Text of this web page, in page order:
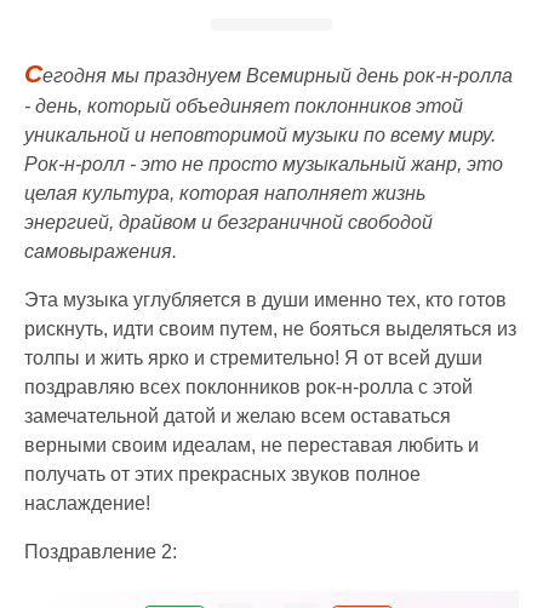
Сегодня мы празднуем Всемирный день рок-н-ролла
- день, который объединяет поклонников этой
уникальной и неповторимой музыки по всему миру.
Рок-н-ролл - это не просто музыкальный жанр, это
целая культура, которая наполняет жизнь
энергией, драйвом и безграничной свободой
самовыражения.
Эта музыка углубляется в души именно тех, кто готов
рискнуть, идти своим путем, не бояться выделяться из
толпы и жить ярко и стремительно! Я от всей души
поздравляю всех поклонников рок-н-ролла с этой
замечательной датой и желаю всем оставаться
верными своим идеалам, не переставая любить и
получать от этих прекрасных звуков полное
наслаждение!
Поздравление 2: